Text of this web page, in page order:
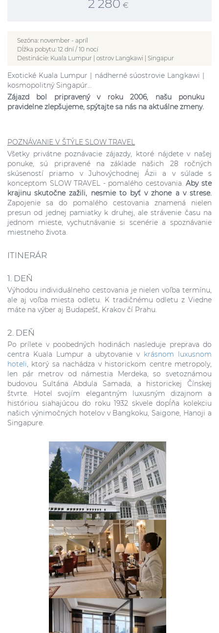
2 280 €
Sezóna: november - apríl
Dĺžka pobytu: 12 dní / 10 nocí
Destinácie: Kuala Lumpur | ostrov Langkawi | Singapur
Exotické Kuala Lumpur | nádherné súostrovie Langkawi |
kosmopolitný Singapúr...
Zájazd bol pripravený v roku 2006, našu ponuku
pravidelne zlepšujeme, spýtajte sa nás na aktuálne zmeny.
POZNÁVANIE V ŠTÝLE SLOW TRAVEL
Všetky privátne poznávacie zájazdy, ktoré nájdete v našej
ponuke, sú pripravené na základe našich 28 ročných
skúseností priamo v Juhovýchodnej Ázii a v súlade s
konceptom SLOW TRAVEL - pomalého cestovania.Aby ste
krajinu skutočne zažili, nesmie to byť v zhone a v strese.
Zapojenie sa do pomalého cestovania znamená nielen
presun od jednej pamiatky k druhej, ale strávenie času na
jednom mieste, vychutnávanie si scenérie a spoznávanie
miestneho života.
ITINERÁR
1. DEŇ
Výhodou individuálneho cestovania je nielen voľba termínu,
ale aj voľba miesta odletu. K tradičnému odletu z Viedne
máte na výber aj Budapešť, Krakov čí Prahu.
2. DEŇ
Po prílete v poobedných hodinách nasleduje preprava do
centra Kuala Lumpur a ubytovanie v krásnom luxusnom
hoteli, ktorý sa nachádza v historickom centre metropoly,
len pár metrov od námestia Merdeka, so svetoznámou
budovou Sultána Abdula Samada, a historickej Čínskej
štvrte. Hotel svojím elegantným luxusným dizajnom a
históriou siahajúcou do roku 1932 skvele dopĺňa kolekciu
našich výnimočných hotelov v Bangkoku, Saigone, Hanoji a
Singapure.